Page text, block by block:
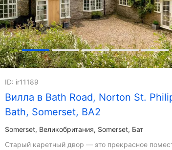
Вилла в Bath Road, Norton St.
Bath, Somerset, BA2
ID: ir11189
Somerset Великобритания, Somerset, Бат
Старый каретный двор — это прекрасное